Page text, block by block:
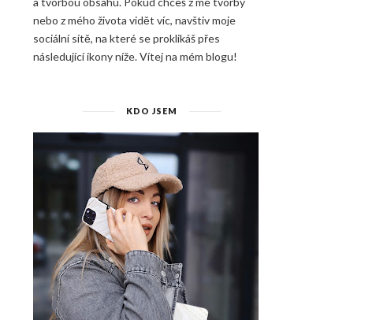
nebo z mého života vidět víc, navštiv moje
sociální sítě, na které se proklikáš přes
následující ikony níže. Vítej na mém blogu!
KDO JSEM